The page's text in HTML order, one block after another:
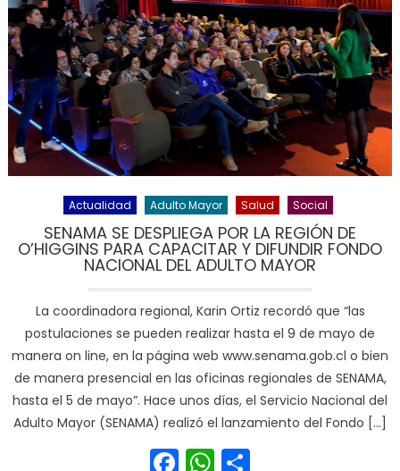
Actualidad Adulto Mayor Salud Social
SENAMA SE DESPLIEGA POR LA REGIÓN DE
O’HIGGINS PARA CAPACITAR Y DIFUNDIR FONDO
NACIONAL DEL ADULTO MAYOR
La coordinadora regional, Karin Ortiz recordó que “las
postulaciones se pueden realizar hasta el 9 de mayo de
manera on line, en la página web www.senama.gob.cl o bien
de manera presencial en las oficinas regionales de SENAMA,
hasta el 5 de mayo”. Hace unos días, el Servicio Nacional del
Adulto Mayor (SENAMA) realizó el lanzamiento del Fondo […]
Facebook
WhatsApp